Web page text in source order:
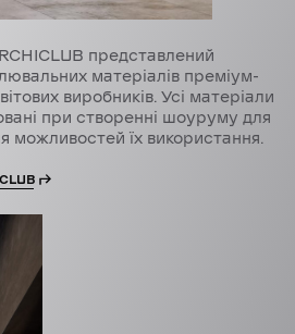
представлений
матеріалів преміум-
виробників. Усі матеріали
при створенні шоуруму для
можливостей їх використання.